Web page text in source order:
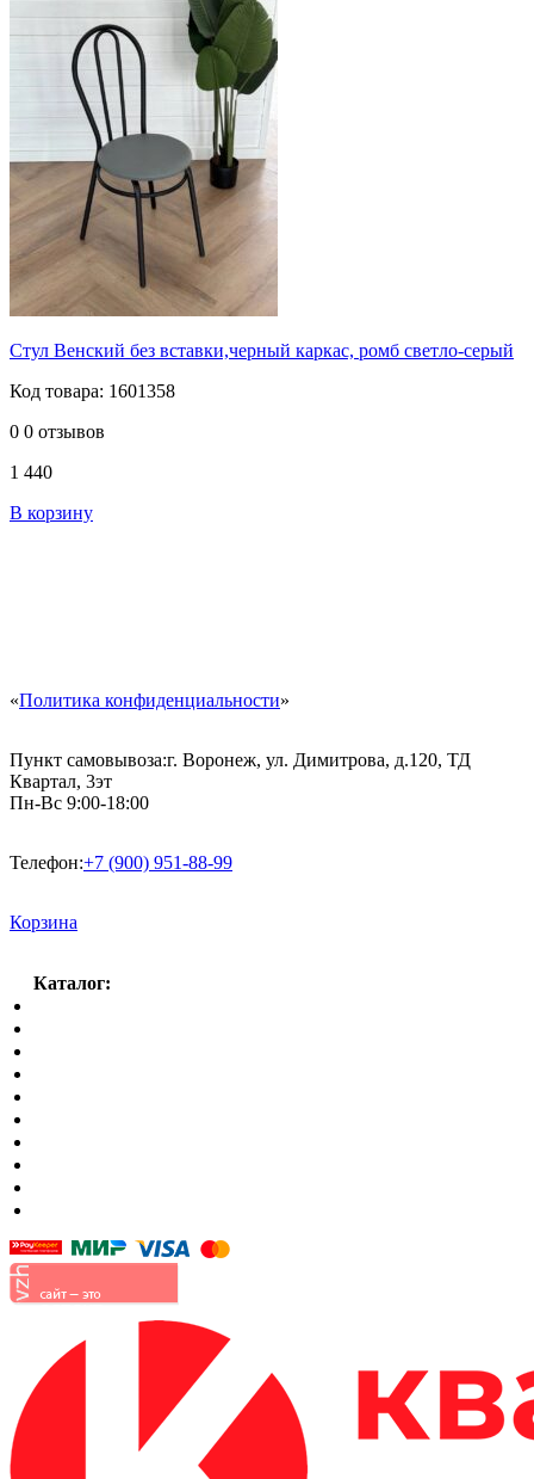
Стул Венский без вставки,черный каркас, ромб светло-серый
Код товара: 1601358
0 0 отзывов
1 440
В корзину
«Политика конфиденциальности»
Пункт самовывоза:г. Воронеж, ул. Димитрова, д.120, ТД
Квартал, 3эт
Пн-Вс 9:00-18:00
Телефон:+7 (900) 951-88-99
Корзина
Каталог: